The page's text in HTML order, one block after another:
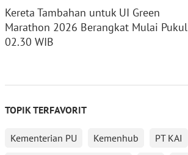
Kereta Tambahan untuk UI Green
Marathon 2026 Berangkat Mulai Pukul
02.30 WIB
TOPIK TERFAVORIT
Kementerian PU Kemenhub PT KAI